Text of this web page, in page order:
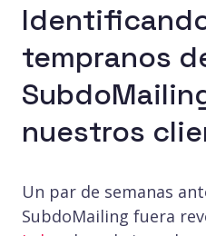
tempranos
nuestros
Un par de semanas
SubdoMailing fuera